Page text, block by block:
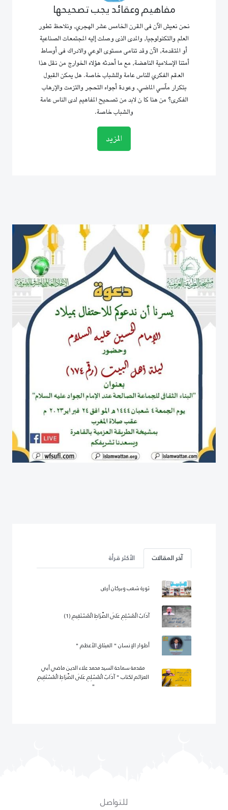
مفاهيم وعقائد يجب تصحيحها
نحن نعيش الآن فى القرن الخامس عشر الهجري, ونلاحظ تطور
العلم والتكنولوجيا, والمدى الذى وصلت إليه المجتمعات الصناعية
أو المتقدمة, الآن وقد تنامى مستوى الوعي والادراك فى أوساط
أمتنا الإسلامية الناهضة, مع ما أحدثه هؤلاء الخوارج من نقل هذا
العقم الفكري للناس عامة وللشباب خاصة. هل يمكن القبول
بتكرار مآسي الماضي, وعودة أجواء التحجر والتزمت والإرهاب
الفكرى؟ من هنا كا ن لابد من تصحيح المفاهيم لدى الناس عامة
والشباب خاصة.
المزيد
آخر المقالات الأكثر قرأة
ثورة شعب وبركان أرض
آدَابُ الْمُسْلِمِ عَلَى الصِّرَاطِ الْمُسْتَقِيمِ (1)
أطوار الإنسان " الميثاق الأعظم "
مقدمة سماحة السيد محمد علاء الدين ماضي أبي
العزائم لكتاب " آدَابُ الْمُسْلِمِ عَلَى الصِّرَاطِ الْمُسْتَقِيمِ
"
للتواصل